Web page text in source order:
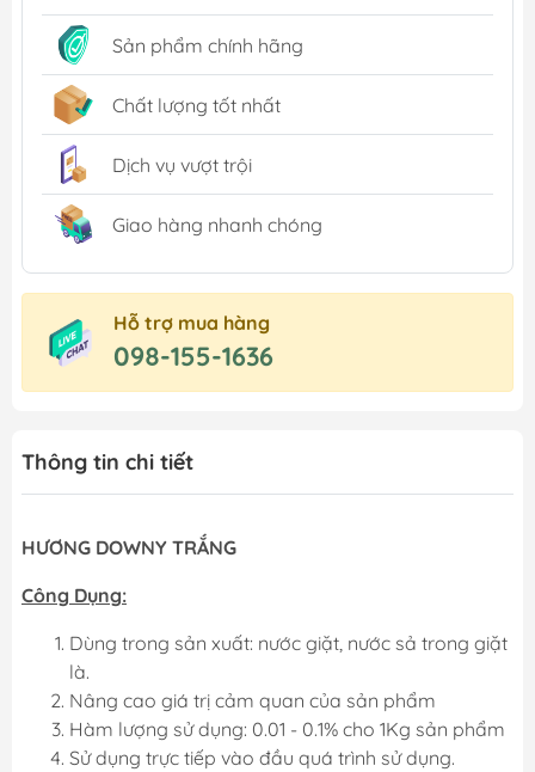
Sản phẩm chính hãng
Chất lượng tốt nhất
Dịch vụ vượt trội
Giao hàng nhanh chóng
Hỗ trợ mua hàng
098-155-1636
Thông tin chi tiết
HƯƠNG DOWNY TRẮNG
Công Dụng:
Dùng trong sản xuất: nước giặt, nước sả trong giặt
là.
Nâng cao giá trị cảm quan của sản phẩm
Hàm lượng sử dụng: 0.01 - 0.1% cho 1Kg sản phẩm
Sử dụng trực tiếp vào đầu quá trình sử dụng.